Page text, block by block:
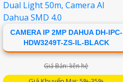
CAMERA IP 2MP DAHUA DH-IPC-
HDW3249T-ZS-IL-BLACK
Giá Bán: liên hệ